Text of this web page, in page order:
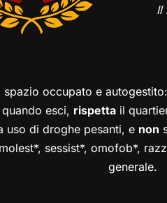
Il
spazio occupato e autogestito:
quando esci, rispetta il
uso di droghe pesanti, e non
sessist*, omofob*,
generale.